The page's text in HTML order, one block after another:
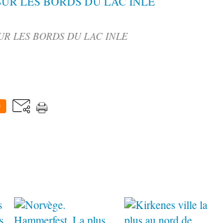
LES BORDS DU LAC INLE